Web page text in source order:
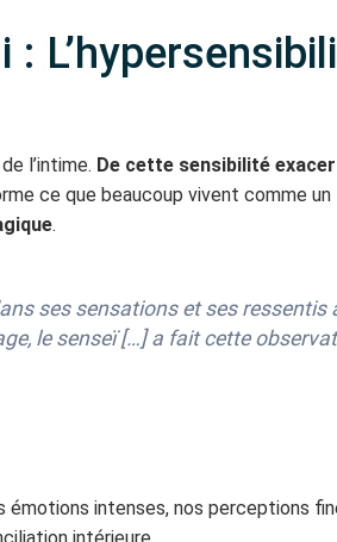
:
l’intime. De cette sensibilité
ce que beaucoup vivent comme un
.
ses sensations et ses
le senseï […] a fait cette
émotions intenses, nos perceptions
intérieure.